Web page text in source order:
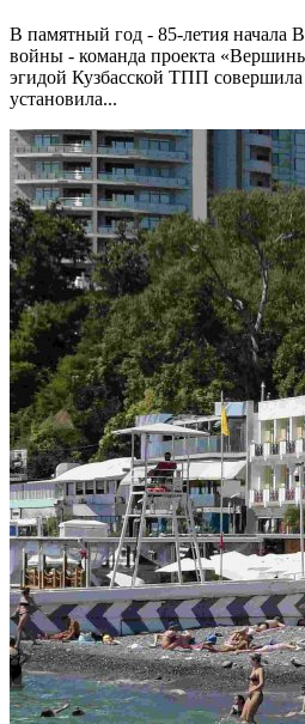
В памятный год - 85-летия начала
войны - команда проекта
эгидой Кузбасской ТПП
установила...